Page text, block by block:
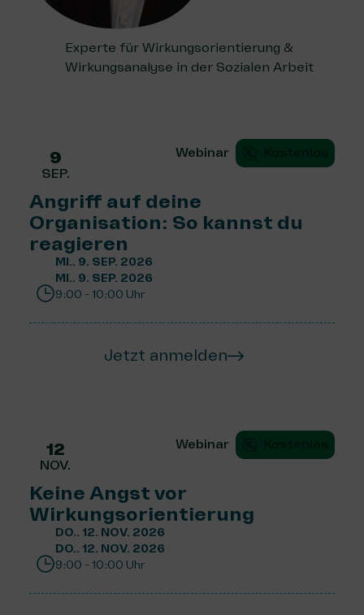
Experte für Wirkungsorientierung &
Wirkungsanalyse in der Sozialen Arbeit
9
SEP.
Webinar
Angriff auf deine
Organisation: So kannst du
reagieren
MI.. 9. SEP. 2026
MI.. 9. SEP. 2026
9:00 - 10:00 Uhr
Jetzt anmelden
12
NOV.
Webinar
Keine Angst vor
Wirkungsorientierung
DO.. 12. NOV. 2026
DO.. 12. NOV. 2026
9:00 - 10:00 Uhr